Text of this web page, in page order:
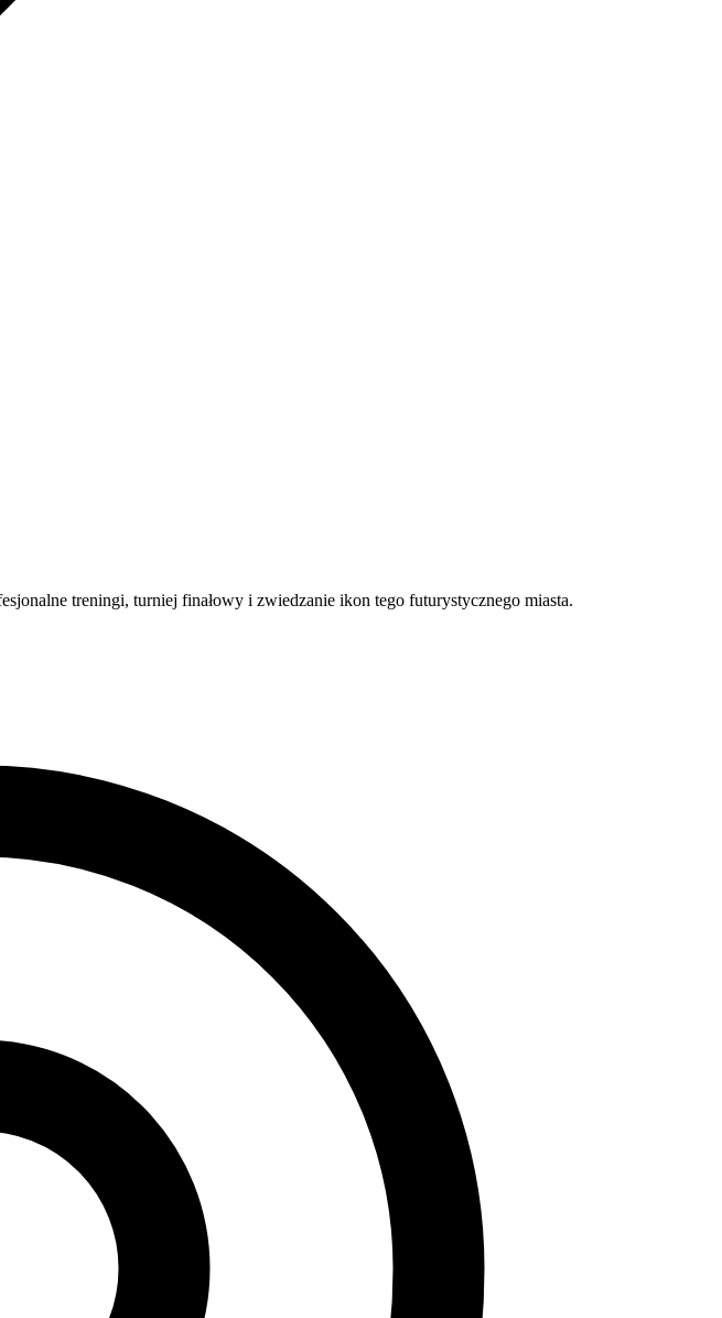
treningi, turniej finałowy i zwiedzanie ikon tego futurystycznego miasta.